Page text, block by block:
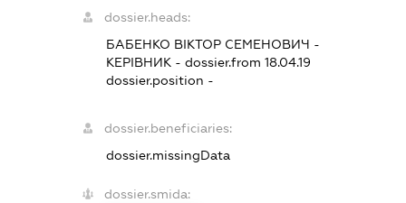
dossier.heads:
БАБЕНКО ВІКТОР СЕМЕНОВИЧ -
КЕРІВНИК - dossier.from 18.04.19
dossier.position -
dossier.beneficiaries:
dossier.missingData
dossier.smida: